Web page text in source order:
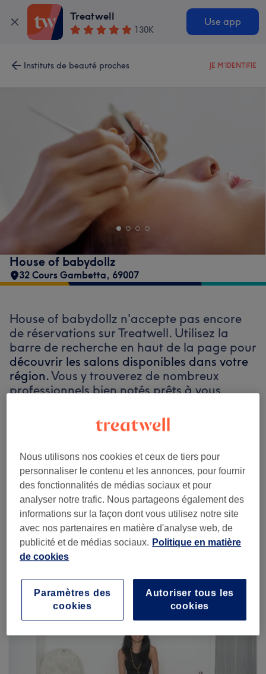
Treatwell
130K
Use app
Instituts de beauté proches JE M'IDENTIFIE
House of babydollz
32 Cours Gambetta, 69007
House of babydollz n'accepte pas encore
de réservations sur Treatwell. Utilisez la
barre de recherche en haut de la page pour
découvrir les salons disponibles dans votre
région.Vous y trouverez de nombreux
professionnels bien notés prêts à vous
autour de vous
Recherchez sur Treatwell
Nous utilisons nos cookies et ceux de tiers pour
personnaliser le contenu et les annonces, pour fournir
des fonctionnalités de médias sociaux et pour
analyser notre trafic. Nous partageons également des
informations sur la façon dont vous utilisez notre site
avec nos partenaires en matière d'analyse web, de
publicité et de médias sociaux. Politique en matière
de cookies
Autoriser tous les
cookies
Paramètres des
cookies